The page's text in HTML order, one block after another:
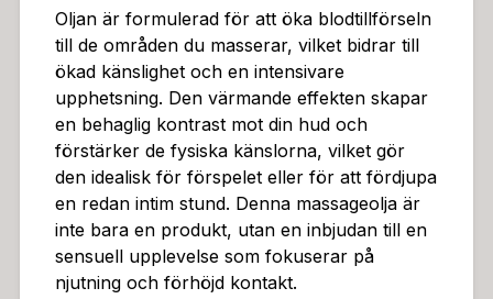
a området ordentligt.Säkerhetsåtgärder: Som med alla
produkter för intim användning, rekommenderas det
att utföra en liten hudtest på ett litet område innan du
använder oljan på hela kroppen. Om du upplever någ
on irritation, sluta använda produkten omedelbart och
konsultera en läkare.
Oljan är formulerad för att öka blodtillförseln
till de områden du masserar, vilket bidrar till
ökad känslighet och en intensivare
upphetsning. Den värmande effekten skapar
en behaglig kontrast mot din hud och
förstärker de fysiska känslorna, vilket gör
den idealisk för förspelet eller för att fördjupa
en redan intim stund. Denna massageolja är
inte bara en produkt, utan en inbjudan till en
sensuell upplevelse som fokuserar på
njutning och förhöjd kontakt.